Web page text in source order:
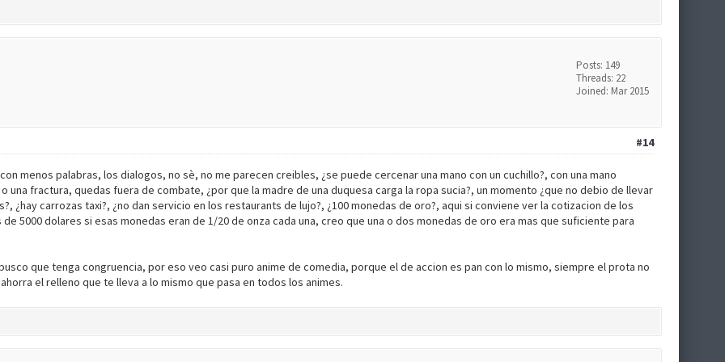
Posts: 149
Threads: 22
Joined: Mar 2015
#14
menos palabras, los dialogos, no sè, no me parecen creibles, ¿se puede cercenar una mano con un cuchillo?, con una mano
fractura, quedas fuera de combate, ¿por que la madre de una duquesa carga la ropa sucia?, un momento ¿que no debio de llevar
¿hay carrozas taxi?, ¿no dan servicio en los restaurants de lujo?, ¿100 monedas de oro?, aqui si conviene ver la cotizacion de los
5000 dolares si esas monedas eran de 1/20 de onza cada una, creo que una o dos monedas de oro era mas que suficiente para
que tenga congruencia, por eso veo casi puro anime de comedia, porque el de accion es pan con lo mismo, siempre el prota no
el relleno que te lleva a lo mismo que pasa en todos los animes.